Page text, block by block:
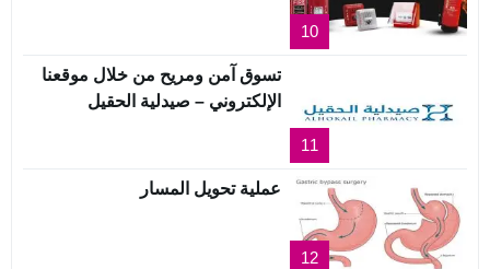
10
11
تسوق آمن ومريح من خلال موقعنا
الإلكتروني – صيدلية الحقيل
12
عملية تحويل المسار